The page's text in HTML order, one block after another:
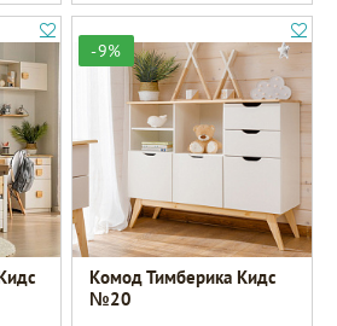
-9%
Комод Тимберика Кидс
№20